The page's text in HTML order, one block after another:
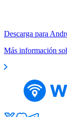
Descarga para
Más información